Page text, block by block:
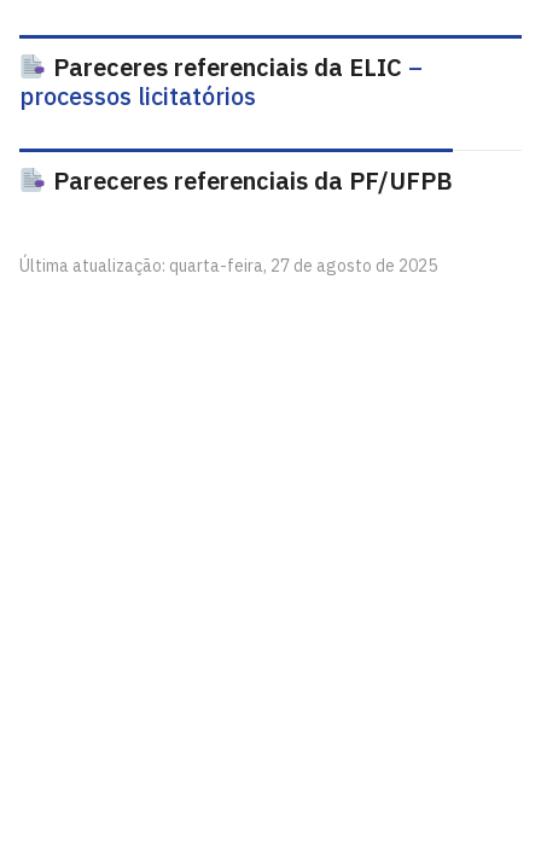
Pareceres referenciais da ELIC –
processos licitatórios
Pareceres referenciais da PF/UFPB
Última atualização: quarta-feira, 27 de agosto de 2025